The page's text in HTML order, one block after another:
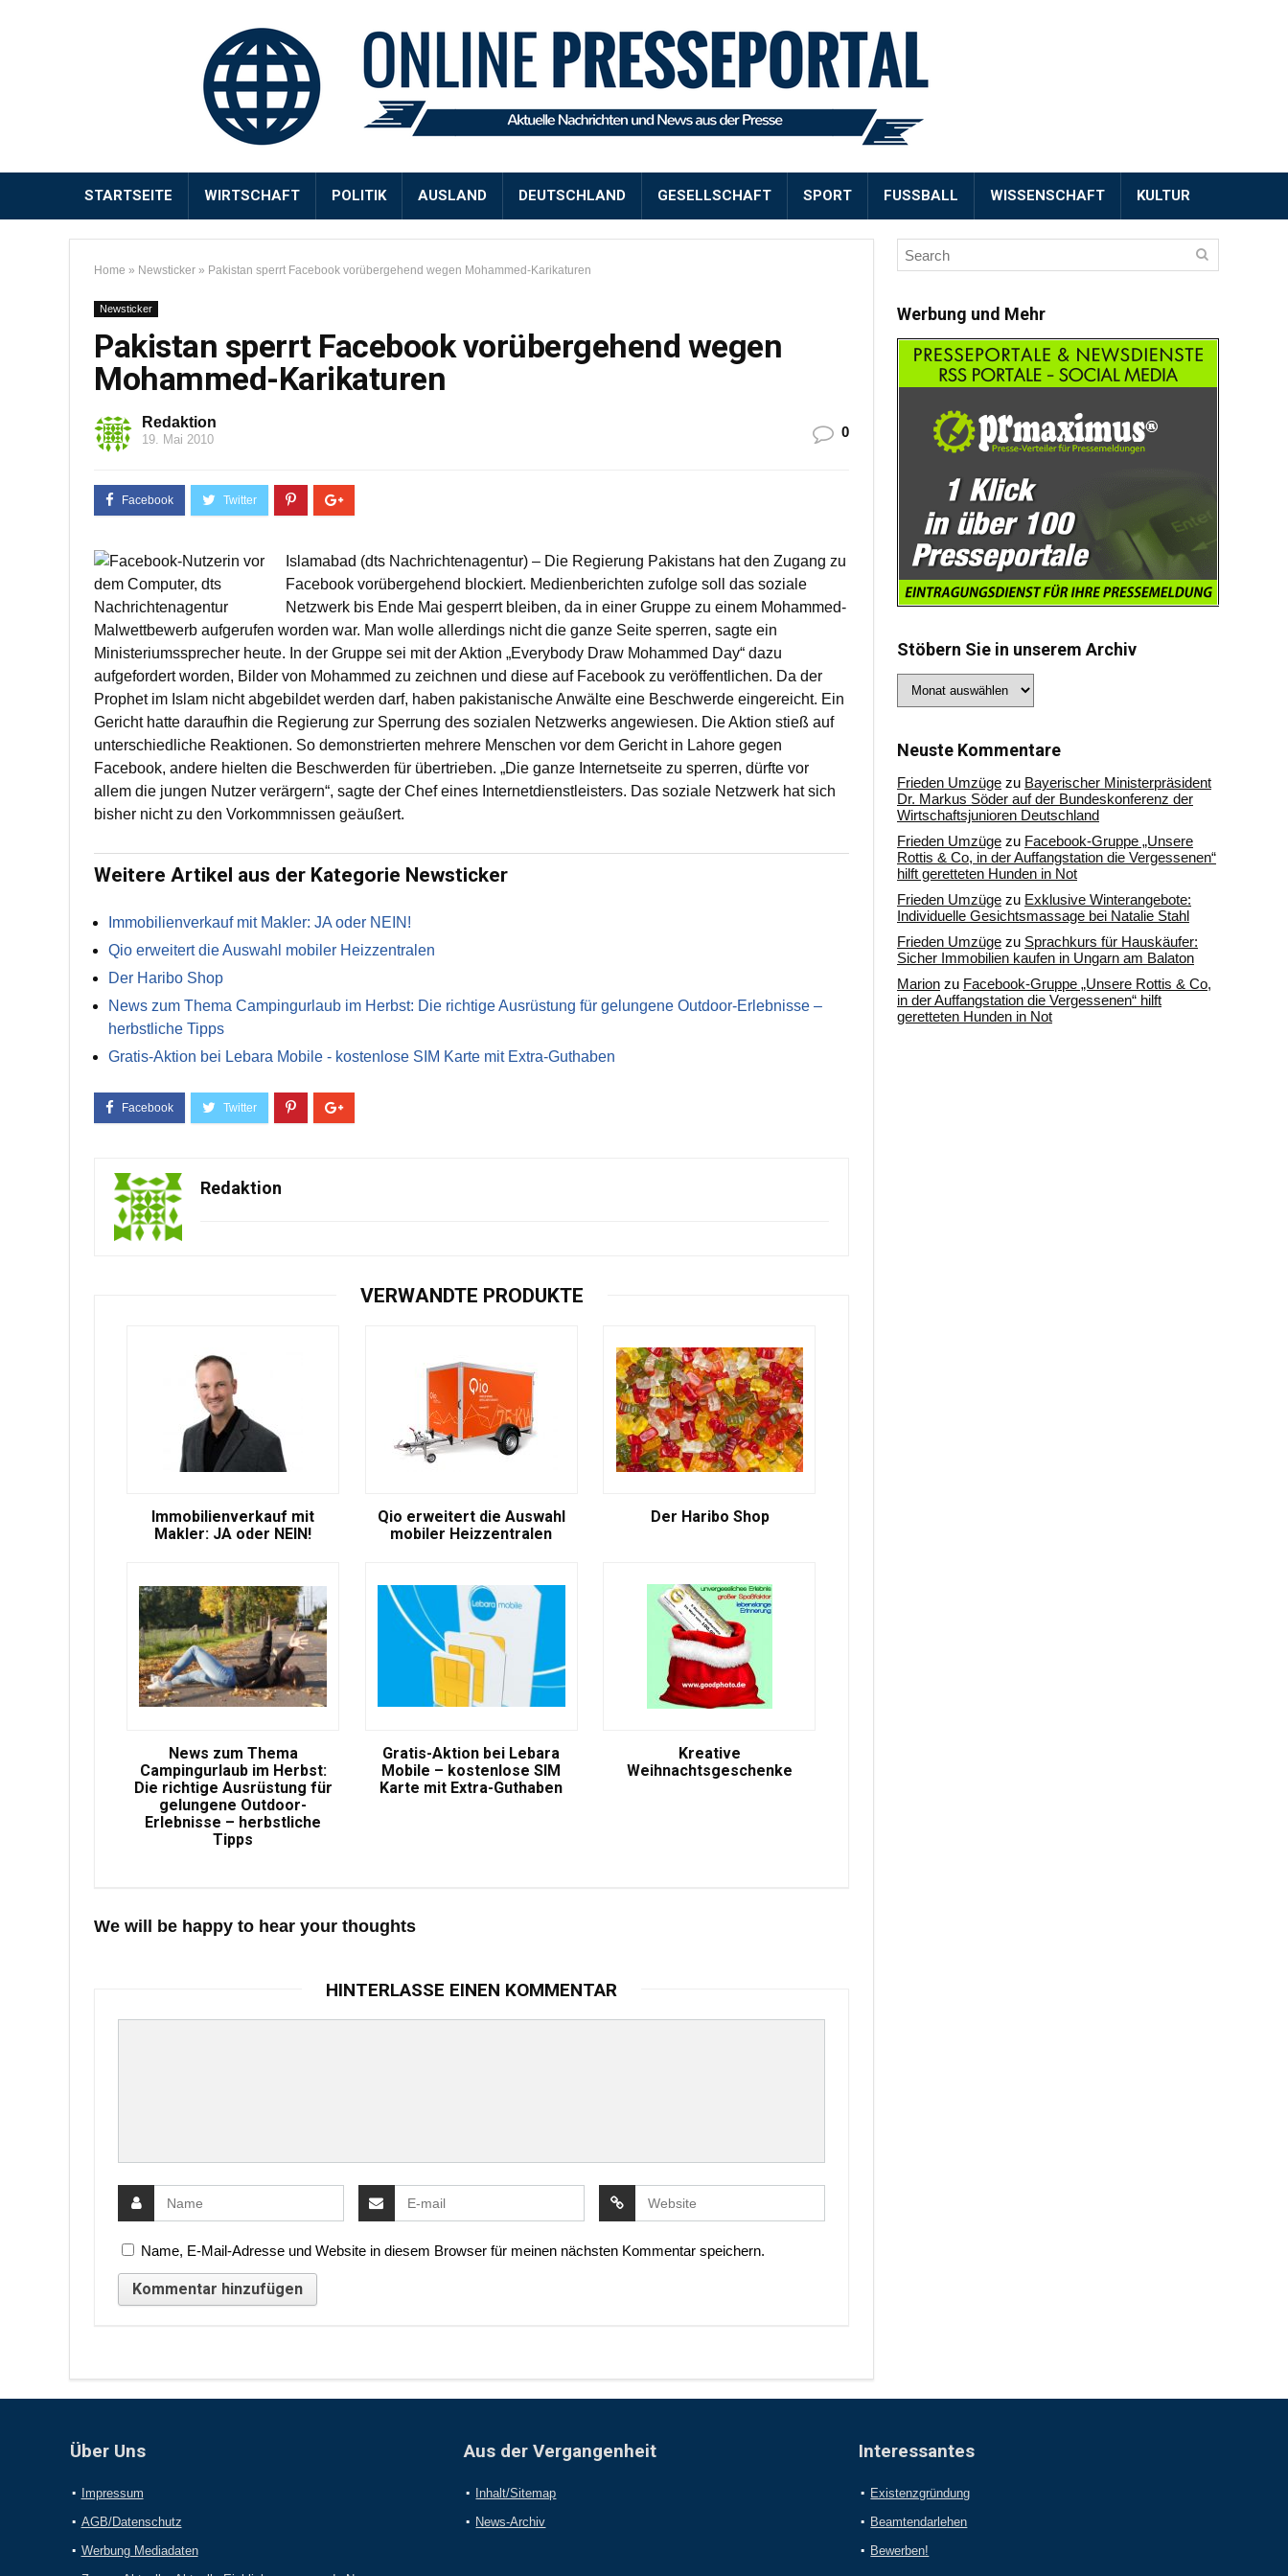
STARTSEITE WIRTSCHAFT POLITIK AUSLAND DEUTSCHLAND GESELLSCHAFT SPORT FUSSBALL WISSENSCHAFT KULTUR
Home » Newsticker » Pakistan sperrt Facebook vorübergehend wegen Mohammed-Karikaturen
Newsticker
Pakistan sperrt Facebook vorübergehend wegen
Mohammed-Karikaturen
Redaktion
19. Mai 2010 0
Islamabad (dts Nachrichtenagentur) – Die Regierung Pakistans hat den Zugang zu
Facebook vorübergehend blockiert. Medienberichten zufolge soll das soziale
Netzwerk bis Ende Mai gesperrt bleiben, da in einer Gruppe zu einem Mohammed-
Malwettbewerb aufgerufen worden war. Man wolle allerdings nicht die ganze Seite sperren, sagte ein
Ministeriumssprecher heute. In der Gruppe sei mit der Aktion „Everybody Draw Mohammed Day“ dazu
aufgefordert worden, Bilder von Mohammed zu zeichnen und diese auf Facebook zu veröffentlichen. Da der
Prophet im Islam nicht abgebildet werden darf, haben pakistanische Anwälte eine Beschwerde eingereicht. Ein
Gericht hatte daraufhin die Regierung zur Sperrung des sozialen Netzwerks angewiesen. Die Aktion stieß auf
unterschiedliche Reaktionen. So demonstrierten mehrere Menschen vor dem Gericht in Lahore gegen
Facebook, andere hielten die Beschwerden für übertrieben. „Die ganze Internetseite zu sperren, dürfte vor
allem die jungen Nutzer verärgern“, sagte der Chef eines Internetdienstleisters. Das soziale Netzwerk hat sich
bisher nicht zu den Vorkommnissen geäußert.
Weitere Artikel aus der Kategorie Newsticker
Immobilienverkauf mit Makler: JA oder NEIN!
Qio erweitert die Auswahl mobiler Heizzentralen
Der Haribo Shop
News zum Thema Campingurlaub im Herbst: Die richtige Ausrüstung für gelungene Outdoor-Erlebnisse –
herbstliche Tipps
Gratis-Aktion bei Lebara Mobile - kostenlose SIM Karte mit Extra-Guthaben
Redaktion
VERWANDTE PRODUKTE
Immobilienverkauf mit
Makler: JA oder NEIN!
Qio erweitert die Auswahl
mobiler Heizzentralen
Der Haribo Shop
News zum Thema
Campingurlaub im Herbst:
Die richtige Ausrüstung für
gelungene Outdoor-
Erlebnisse – herbstliche
Tipps
Gratis-Aktion bei Lebara
Mobile – kostenlose SIM
Karte mit Extra-Guthaben
Kreative
Weihnachtsgeschenke
We will be happy to hear your thoughts
HINTERLASSE EINEN KOMMENTAR
Name, E-Mail-Adresse und Website in diesem Browser für meinen nächsten Kommentar speichern.
Werbung und Mehr
Stöbern Sie in unserem Archiv
Sie
Archiv
Neuste Kommentare
Frieden Umzüge zu Bayerischer Ministerpräsident
Dr. Markus Söder auf der Bundeskonferenz der
Wirtschaftsjunioren Deutschland
Frieden Umzüge zu Facebook-Gruppe „Unsere
Rottis & Co, in der Auffangstation die Vergessenen“
hilft geretteten Hunden in Not
Frieden Umzüge zu Exklusive Winterangebote:
Individuelle Gesichtsmassage bei Natalie Stahl
Frieden Umzüge zu Sprachkurs für Hauskäufer:
Sicher Immobilien kaufen in Ungarn am Balaton
Marion zu Facebook-Gruppe „Unsere Rottis & Co,
in der Auffangstation die Vergessenen“ hilft
geretteten Hunden in Not
Über Uns
Impressum
AGB/Datenschutz
Werbung Mediadaten
Aus der Vergangenheit
Inhalt/Sitemap
News-Archiv
Interessantes
Existenzgründung
Beamtendarlehen
Bewerben!